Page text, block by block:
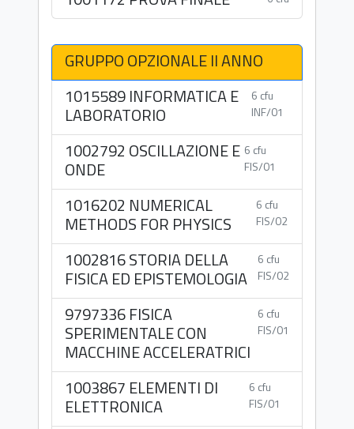
GRUPPO OPZIONALE II ANNO
1015589 INFORMATICA E
LABORATORIO
6 cfu
INF/01
1002792 OSCILLAZIONE E
ONDE
6 cfu
FIS/01
1016202 NUMERICAL
METHODS FOR PHYSICS
6 cfu
FIS/02
1002816 STORIA DELLA
FISICA ED EPISTEMOLOGIA
6 cfu
FIS/02
9797336 FISICA
SPERIMENTALE CON
MACCHINE ACCELERATRICI
6 cfu
FIS/01
1003867 ELEMENTI DI
ELETTRONICA
6 cfu
FIS/01